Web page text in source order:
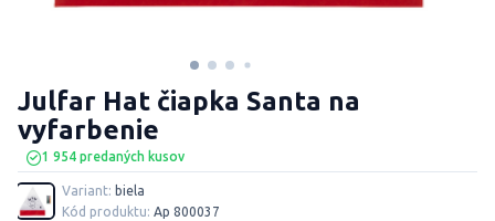
1 954 predaných kusov
Julfar Hat čiapka Santa na
vyfarbenie
Variant: biela
Kód produktu: Ap 800037